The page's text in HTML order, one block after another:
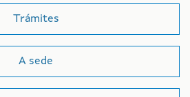
Trámites
A sede